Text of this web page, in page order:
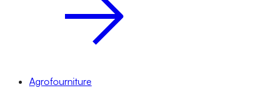
Agrofourniture